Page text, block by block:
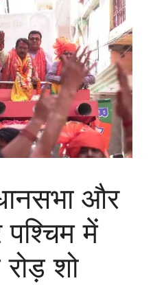
और
में
शो